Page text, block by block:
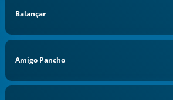
Balançar
Amigo Pancho